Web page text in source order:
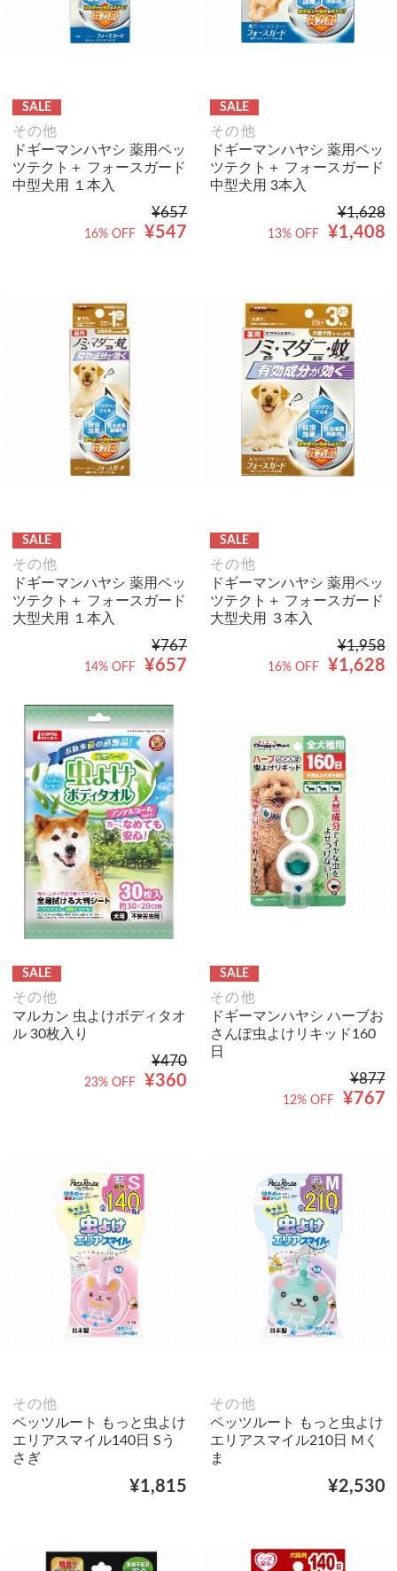
SALE
その他
ドギーマンハヤシ 薬用ペッ
ツテクト＋ フォースガード
中型犬用 １本入
¥657
¥547
16% OFF
SALE
その他
ドギーマンハヤシ 薬用ペッ
ツテクト＋ フォースガード
中型犬用 3本入
¥1,628
¥1,408
13% OFF
SALE
その他
ドギーマンハヤシ 薬用ペッ
ツテクト＋ フォースガード
大型犬用 １本入
¥767
¥657
14% OFF
SALE
その他
ドギーマンハヤシ 薬用ペッ
ツテクト＋ フォースガード
大型犬用 ３本入
¥1,958
¥1,628
16% OFF
SALE
その他
マルカン 虫よけボディタオ
ル 30枚入り
¥470
¥360
23% OFF
SALE
その他
ドギーマンハヤシ ハーブお
さんぽ虫よけリキッド160
日
¥877
¥767
12% OFF
その他
ペッツルート もっと虫よけ
エリアスマイル140日 Sう
さぎ
¥1,815
その他
ペッツルート もっと虫よけ
エリアスマイル210日 Mく
ま
¥2,530